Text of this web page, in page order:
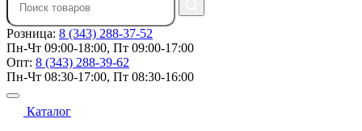
Розница: 8 (343) 288-37-52
Пн-Чт 09:00-18:00, Пт 09:00-17:00
Опт: 8 (343) 288-39-62
Пн-Чт 08:30-17:00, Пт 08:30-16:00
Каталог